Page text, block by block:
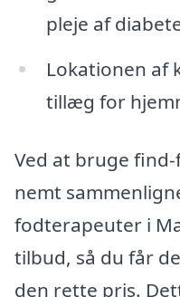
pleje af
Lokationen af
tillæg for
Ved at bruge
nemt
fodterapeuter i
tilbud, så du får
den rette pris.